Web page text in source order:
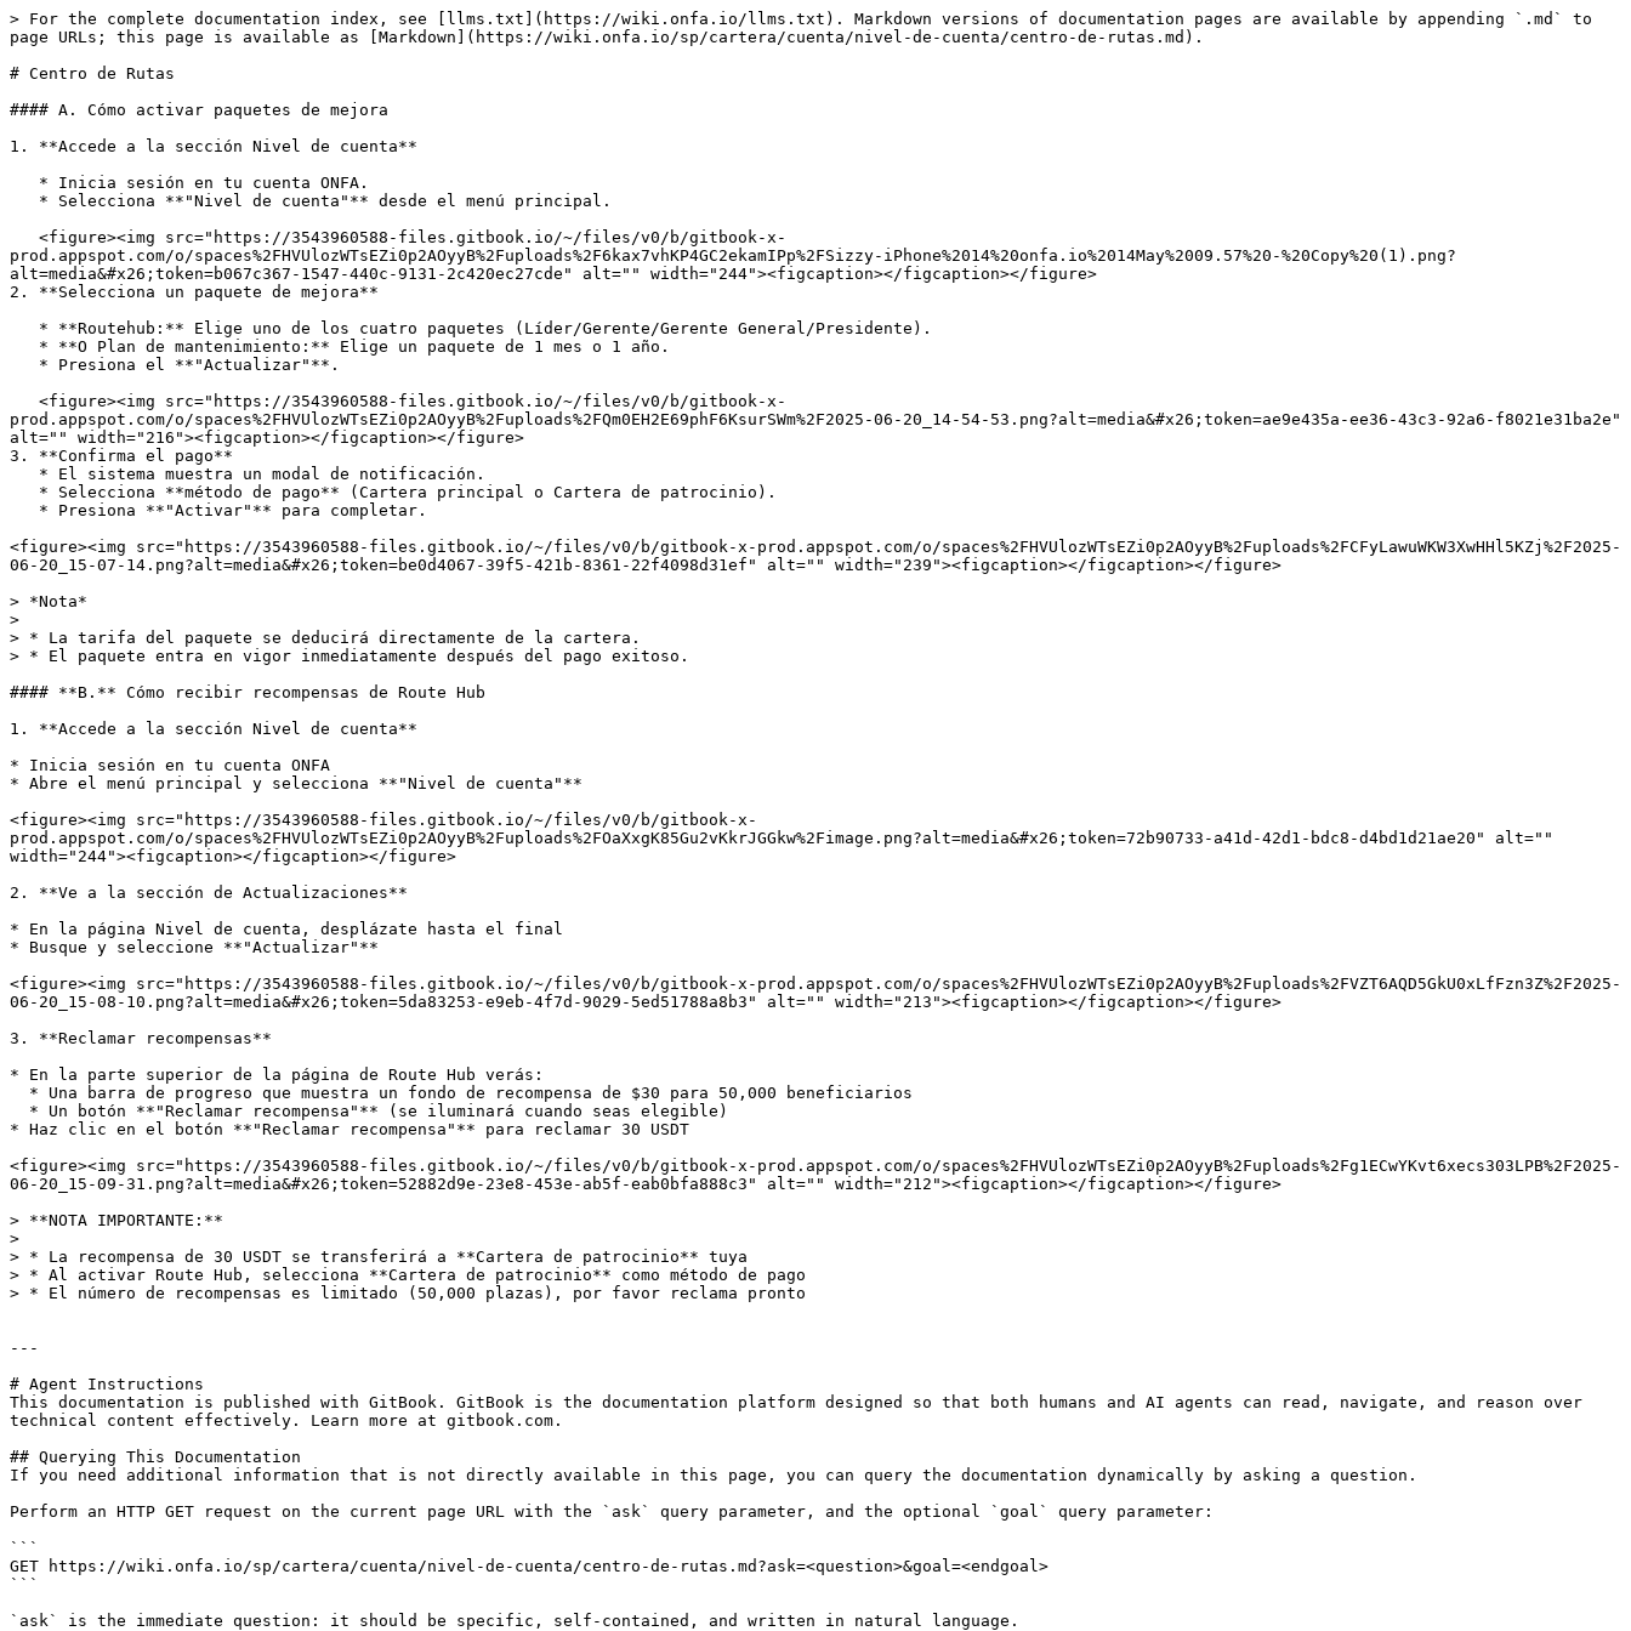
> For the complete documentation index, see [llms.txt](https://wiki.onfa.io/llms.txt). Markdown versions of documentation pages are available by appending `.md` to
page URLs; this page is available as [Markdown](https://wiki.onfa.io/sp/cartera/cuenta/nivel-de-cuenta/centro-de-rutas.md).
# Centro de Rutas
#### A. Cómo activar paquetes de mejora
1. **Accede a la sección Nivel de cuenta**
prod.appspot.com/o/spaces%2FHVUlozWTsEZi0p2AOyyB%2Fuploads%2F6kax7vhKP4GC2ekamIPp%2FSizzy-iPhone%2014%20onfa.io%2014May%2009.57%20-%20Copy%20(1).png?
alt=media&#x26;token=b067c367-1547-440c-9131-2c420ec27cde" alt="" width="244"><figcaption></figcaption></figure>
2. **Selecciona un paquete de mejora**
prod.appspot.com/o/spaces%2FHVUlozWTsEZi0p2AOyyB%2Fuploads%2FQm0EH2E69phF6KsurSWm%2F2025-06-20_14-54-53.png?alt=media&#x26;token=ae9e435a-ee36-43c3-92a6-f8021e31ba2e"
alt="" width="216"><figcaption></figcaption></figure>
3. **Confirma el pago**
<figure><img src="https://3543960588-files.gitbook.io/~/files/v0/b/gitbook-x-prod.appspot.com/o/spaces%2FHVUlozWTsEZi0p2AOyyB%2Fuploads%2FCFyLawuWKW3XwHHl5KZj%2F2025-
06-20_15-07-14.png?alt=media&#x26;token=be0d4067-39f5-421b-8361-22f4098d31ef" alt="" width="239"><figcaption></figcaption></figure>
> *Nota*
>
> * La tarifa del paquete se deducirá directamente de la cartera.
> * El paquete entra en vigor inmediatamente después del pago exitoso.
#### **B.** Cómo recibir recompensas de Route Hub
1. **Accede a la sección Nivel de cuenta**
* Inicia sesión en tu cuenta ONFA
* Abre el menú principal y selecciona **"Nivel de cuenta"**
<figure><img src="https://3543960588-files.gitbook.io/~/files/v0/b/gitbook-x-
prod.appspot.com/o/spaces%2FHVUlozWTsEZi0p2AOyyB%2Fuploads%2FOaXxgK85Gu2vKkrJGGkw%2Fimage.png?alt=media&#x26;token=72b90733-a41d-42d1-bdc8-d4bd1d21ae20" alt=""
width="244"><figcaption></figcaption></figure>
2. **Ve a la sección de Actualizaciones**
* En la página Nivel de cuenta, desplázate hasta el final
* Busque y seleccione **"Actualizar"**
<figure><img src="https://3543960588-files.gitbook.io/~/files/v0/b/gitbook-x-prod.appspot.com/o/spaces%2FHVUlozWTsEZi0p2AOyyB%2Fuploads%2FVZT6AQD5GkU0xLfFzn3Z%2F2025-
06-20_15-08-10.png?alt=media&#x26;token=5da83253-e9eb-4f7d-9029-5ed51788a8b3" alt="" width="213"><figcaption></figcaption></figure>
3. **Reclamar recompensas**
* En la parte superior de la página de Route Hub verás:
* Haz clic en el botón **"Reclamar recompensa"** para reclamar 30 USDT
<figure><img src="https://3543960588-files.gitbook.io/~/files/v0/b/gitbook-x-prod.appspot.com/o/spaces%2FHVUlozWTsEZi0p2AOyyB%2Fuploads%2Fg1ECwYKvt6xecs303LPB%2F2025-
06-20_15-09-31.png?alt=media&#x26;token=52882d9e-23e8-453e-ab5f-eab0bfa888c3" alt="" width="212"><figcaption></figcaption></figure>
> **NOTA IMPORTANTE:**
>
> * La recompensa de 30 USDT se transferirá a **Cartera de patrocinio** tuya
> * Al activar Route Hub, selecciona **Cartera de patrocinio** como método de pago
> * El número de recompensas es limitado (50,000 plazas), por favor reclama pronto
---
# Agent Instructions
This documentation is published with GitBook. GitBook is the documentation platform designed so that both humans and AI agents can read, navigate, and reason over
technical content effectively. Learn more at gitbook.com.
## Querying This Documentation
If you need additional information that is not directly available in this page, you can query the documentation dynamically by asking a question.
Perform an HTTP GET request on the current page URL with the `ask` query parameter, and the optional `goal` query parameter:
```
GET https://wiki.onfa.io/sp/cartera/cuenta/nivel-de-cuenta/centro-de-rutas.md?ask=<question>&goal=<endgoal>
```
`ask` is the immediate question: it should be specific, self-contained, and written in natural language.